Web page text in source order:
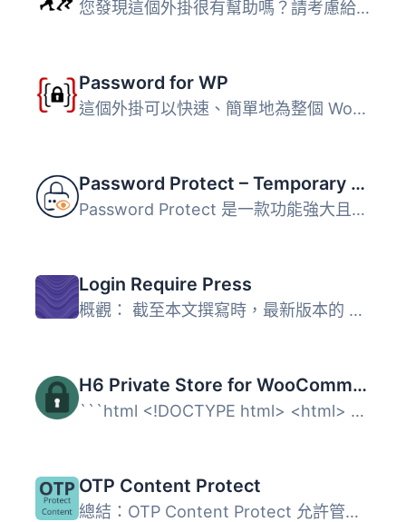
您發現這個外掛很有幫助嗎？請考慮給予五星評價 請透過在GitH...
Password for WP
這個外掛可以快速、簡單地為整個 WordPress 網站設定密碼。您...
Password Protect – Temporary Login Without Password & Password Protect Entire Site
Password Protect 是一款功能強大且多用途的 WordPress 安全...
Login Require Press
概觀： 截至本文撰寫時，最新版本的 WordPress 5.3 具有三個...
H6 Private Store for WooCommerce
```html <!DOCTYPE html> <html> <head> &...
OTP Content Protect
總結：OTP Content Protect 允許管理員為單獨的文章、頁面和...